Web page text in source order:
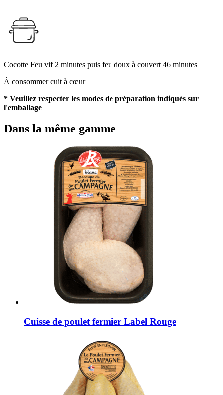
Cocotte Feu vif 2 minutes puis feu doux à couvert 46 minutes
À consommer cuit à cœur
* Veuillez respecter les modes de préparation indiqués sur
l'emballage
Dans la même gamme
Cuisse de poulet fermier Label Rouge